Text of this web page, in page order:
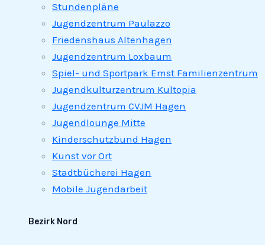
Stundenpläne
Jugendzentrum Paulazzo
Friedenshaus Altenhagen
Jugendzentrum Loxbaum
Spiel- und Sportpark Emst Familienzentrum
Jugendkulturzentrum Kultopia
Jugendzentrum CVJM Hagen
Jugendlounge Mitte
Kinderschutzbund Hagen
Kunst vor Ort
Stadtbücherei Hagen
Mobile Jugendarbeit
Bezirk Nord